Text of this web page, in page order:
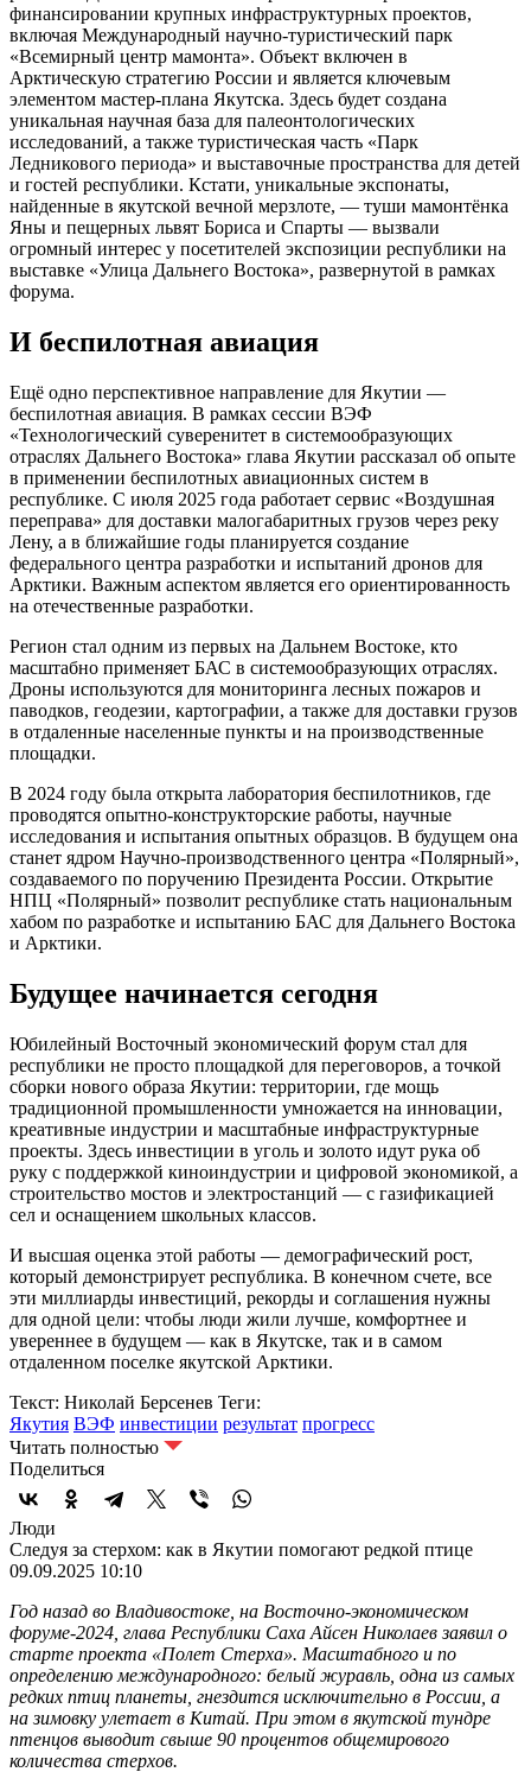
финансировании крупных инфраструктурных проектов,
включая Международный научно-туристический парк
«Всемирный центр мамонта». Объект включен в
Арктическую стратегию России и является ключевым
элементом мастер-плана Якутска. Здесь будет создана
уникальная научная база для палеонтологических
исследований, а также туристическая часть «Парк
Ледникового периода» и выставочные пространства для детей
и гостей республики. Кстати, уникальные экспонаты,
найденные в якутской вечной мерзлоте, — туши мамонтёнка
Яны и пещерных львят Бориса и Спарты — вызвали
огромный интерес у посетителей экспозиции республики на
выставке «Улица Дальнего Востока», развернутой в рамках
форума.
И беспилотная авиация
Ещё одно перспективное направление для Якутии —
беспилотная авиация. В рамках сессии ВЭФ
«Технологический суверенитет в системообразующих
отраслях Дальнего Востока» глава Якутии рассказал об опыте
в применении беспилотных авиационных систем в
республике. С июля 2025 года работает сервис «Воздушная
переправа» для доставки малогабаритных грузов через реку
Лену, а в ближайшие годы планируется создание
федерального центра разработки и испытаний дронов для
Арктики. Важным аспектом является его ориентированность
на отечественные разработки.
Регион стал одним из первых на Дальнем Востоке, кто
масштабно применяет БАС в системообразующих отраслях.
Дроны используются для мониторинга лесных пожаров и
паводков, геодезии, картографии, а также для доставки грузов
в отдаленные населенные пункты и на производственные
площадки.
В 2024 году была открыта лаборатория беспилотников, где
проводятся опытно-конструкторские работы, научные
исследования и испытания опытных образцов. В будущем она
станет ядром Научно-производственного центра «Полярный»,
создаваемого по поручению Президента России. Открытие
НПЦ «Полярный» позволит республике стать национальным
хабом по разработке и испытанию БАС для Дальнего Востока
и Арктики.
Будущее начинается сегодня
Юбилейный Восточный экономический форум стал для
республики не просто площадкой для переговоров, а точкой
сборки нового образа Якутии: территории, где мощь
традиционной промышленности умножается на инновации,
креативные индустрии и масштабные инфраструктурные
проекты. Здесь инвестиции в уголь и золото идут рука об
руку с поддержкой киноиндустрии и цифровой экономикой, а
строительство мостов и электростанций — с газификацией
сел и оснащением школьных классов.
И высшая оценка этой работы — демографический рост,
который демонстрирует республика. В конечном счете, все
эти миллиарды инвестиций, рекорды и соглашения нужны
для одной цели: чтобы люди жили лучше, комфортнее и
увереннее в будущем — как в Якутске, так и в самом
отдаленном поселке якутской Арктики.
Текст: Николай Берсенев Теги:
Якутия ВЭФ инвестиции результат прогресс
Читать полностью
Поделиться
Люди
Следуя за стерхом: как в Якутии помогают редкой птице
09.09.2025 10:10
Год назад во Владивостоке, на Восточно-экономическом
форуме-2024, глава Республики Саха Айсен Николаев заявил о
старте проекта «Полет Стерха». Масштабного и по
определению международного: белый журавль, одна из самых
редких птиц планеты, гнездится исключительно в России, а
на зимовку улетает в Китай. При этом в якутской тундре
птенцов выводит свыше 90 процентов общемирового
количества стерхов.